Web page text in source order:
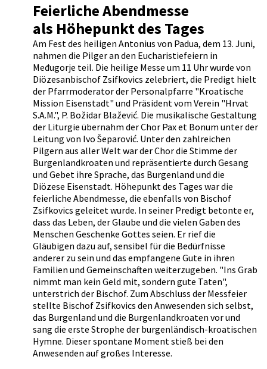
Feierliche Abendmesse
als Höhepunkt des Tages
Am Fest des heiligen Antonius von Padua, dem 13. Juni,
nahmen die Pilger an den Eucharistiefeiern in
Međugorje teil. Die heilige Messe um 11 Uhr wurde von
Diözesanbischof Zsifkovics zelebriert, die Predigt hielt
der Pfarrmoderator der Personalpfarre "Kroatische
Mission Eisenstadt" und Präsident vom Verein "Hrvat
S.A.M.", P. Božidar Blažević. Die musikalische Gestaltung
der Liturgie übernahm der Chor Pax et Bonum unter der
Leitung von Ivo Šeparović. Unter den zahlreichen
Pilgern aus aller Welt war der Chor die Stimme der
Burgenlandkroaten und repräsentierte durch Gesang
und Gebet ihre Sprache, das Burgenland und die
Diözese Eisenstadt. Höhepunkt des Tages war die
feierliche Abendmesse, die ebenfalls von Bischof
Zsifkovics geleitet wurde. In seiner Predigt betonte er,
dass das Leben, der Glaube und die vielen Gaben des
Menschen Geschenke Gottes seien. Er rief die
Gläubigen dazu auf, sensibel für die Bedürfnisse
anderer zu sein und das empfangene Gute in ihren
Familien und Gemeinschaften weiterzugeben. "Ins Grab
nimmt man kein Geld mit, sondern gute Taten",
unterstrich der Bischof. Zum Abschluss der Messfeier
stellte Bischof Zsifkovics den Anwesenden sich selbst,
das Burgenland und die Burgenlandkroaten vor und
sang die erste Strophe der burgenländisch-kroatischen
Hymne. Dieser spontane Moment stieß bei den
Anwesenden auf großes Interesse.